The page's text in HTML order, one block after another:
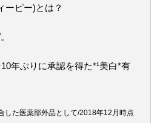
ーピー)とは？
年ぶりに承認を得た*¹美白*有
した医薬部外品として/2018年12月時点